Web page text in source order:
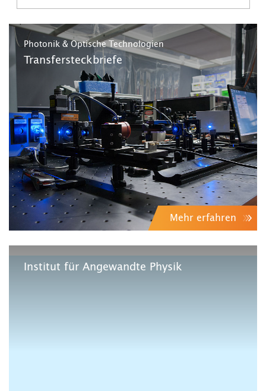
Photonik & Optische Technologien
Transfersteckbriefe
Mehr erfahren
Institut für Angewandte Physik